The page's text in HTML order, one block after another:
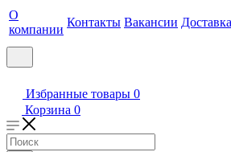
О
компании
Контакты Вакансии Доставка
Избранные товары 0
Корзина 0